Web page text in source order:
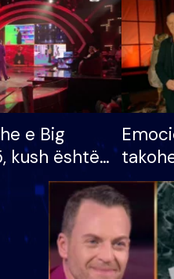
e Big
kush është
që lë shtëpinë
për
e madh
apo